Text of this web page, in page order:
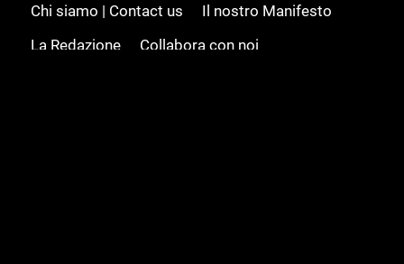
Chi siamo | Contact us
Il nostro Manifesto
La Redazione
Collabora con noi